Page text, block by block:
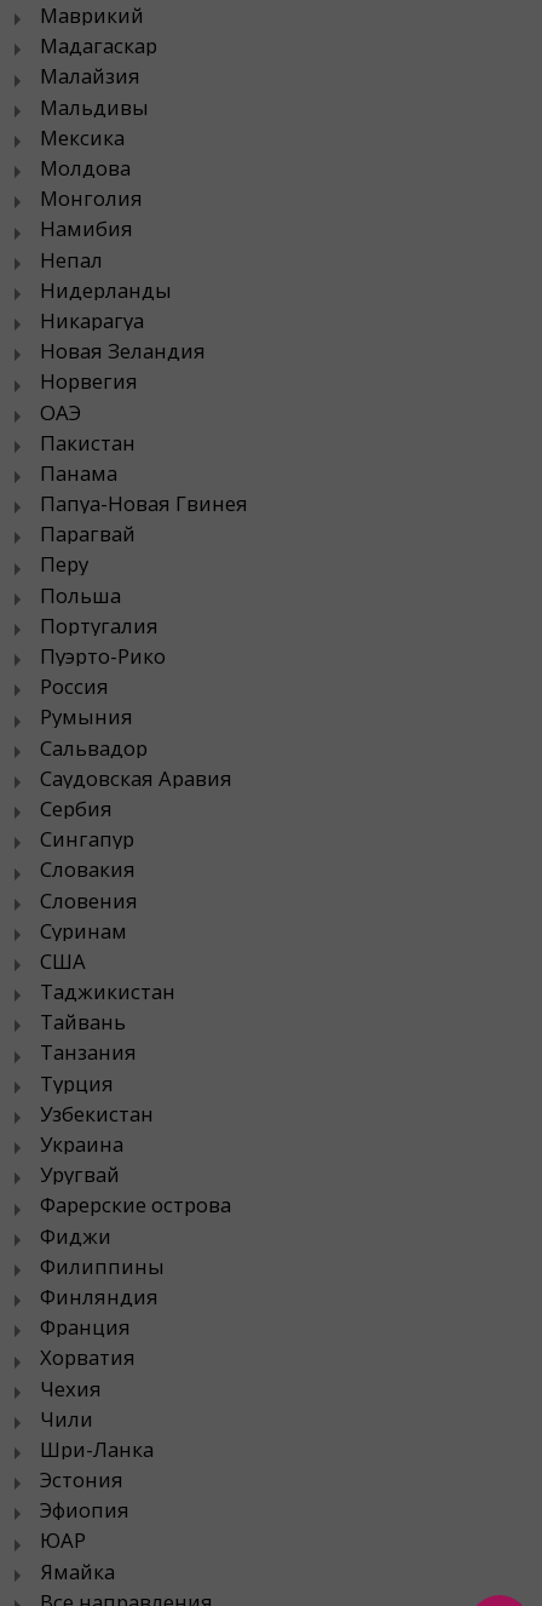
Маврикий
Мадагаскар
Малайзия
Мальдивы
Мексика
Молдова
Монголия
Намибия
Непал
Нидерланды
Никарагуа
Новая Зеландия
Норвегия
ОАЭ
Пакистан
Панама
Папуа-Новая Гвинея
Парагвай
Перу
Польша
Португалия
Пуэрто-Рико
Россия
Румыния
Сальвадор
Саудовская Аравия
Сербия
Сингапур
Словакия
Словения
Суринам
США
Таджикистан
Тайвань
Танзания
Турция
Узбекистан
Украина
Уругвай
Фарерские острова
Фиджи
Филиппины
Финляндия
Франция
Хорватия
Чехия
Чили
Шри-Ланка
Эстония
Эфиопия
ЮАР
Ямайка